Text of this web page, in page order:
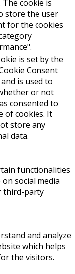
The cookie is
store the user
for the cookies
is set by the
Consent
is used to
or not
consented to
of cookies. It
store any
data.
functionalities
social media
third-party
and analyze
which helps
the visitors.